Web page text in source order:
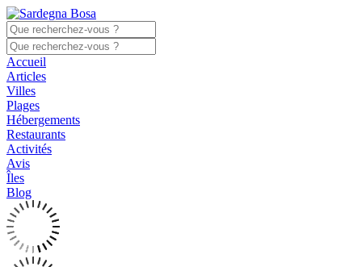
Accueil
Articles
Villes
Plages
Hébergements
Restaurants
Activités
Avis
Îles
Blog